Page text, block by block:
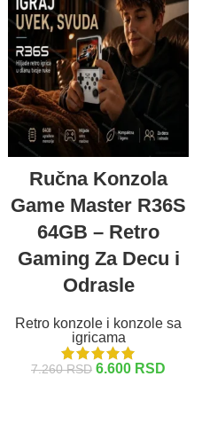
Ručna Konzola
Game Master R36S
64GB – Retro
Gaming Za Decu i
Odrasle
Retro konzole i konzole sa
igricama
7.260RSD 6.600 RSD